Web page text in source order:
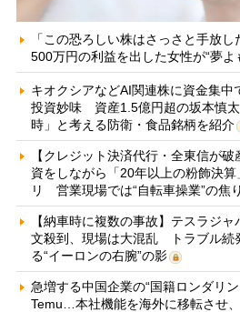
「この恐ろしい株はさっさと手放
500万円の利益を出した女性が“夢よ
キオクシアなどAI関連株に資金集中
投資妙味 資産1.5億円超の坂本慎
時」と考える防衛・食品銘柄を紹介
【クレジット決済代行・全東信が
資をしながら「20年以上の粉飾決
リ 営業現場では“自転車操業”の焦
【納車時に複数の事故】テスラジャ
文殺到、現場は大混乱 トラブル続
る“イーロンの右腕”の影
急増する中国企業の“国籍ロンダリ
Temu…本社機能を海外に移転させ